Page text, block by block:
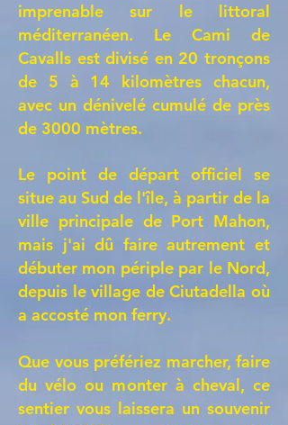
imprenable sur le littoral
méditerranéen. Le Cami de
Cavalls est divisé en 20 tronçons
de 5 à 14 kilomètres chacun,
avec un dénivelé cumulé de près
de 3000 mètres.
Le point de départ officiel se
situe au Sud de l'île, à partir de la
ville principale de Port Mahon,
mais j'ai dû faire autrement et
débuter mon périple par le Nord,
depuis le village de Ciutadella où
a accosté mon ferry.
Que vous préfériez marcher, faire
du vélo ou monter à cheval, ce
sentier vous laissera un souvenir